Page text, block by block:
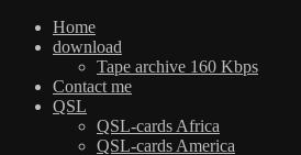
Home
download
Tape archive 160 Kbps
Contact me
QSL
QSL-cards Africa
QSL-cards America